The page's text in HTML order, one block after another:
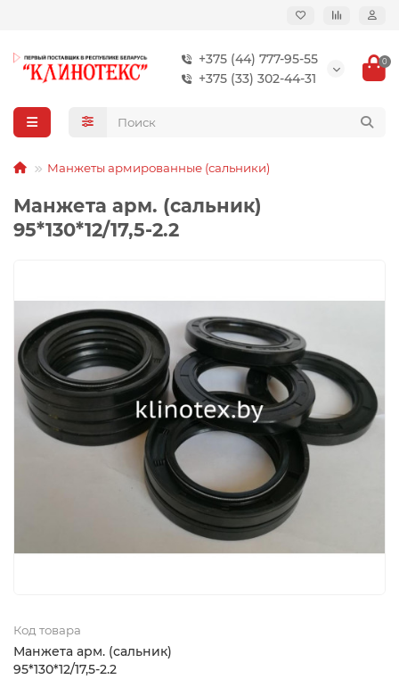
+375 (44) 777-95-55
+375 (33) 302-44-31
0
Манжеты армированные (сальники)
Манжета арм. (сальник)
95*130*12/17,5-2.2
Код товара
Манжета арм. (сальник)
95*130*12/17,5-2.2